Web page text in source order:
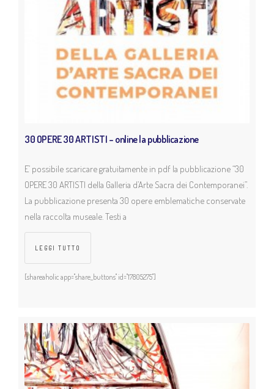
30 OPERE 30 ARTISTI – online la pubblicazione
E’ possibile scaricare gratuitamente in pdf la pubblicazione “30
OPERE 30 ARTISTI della Galleria d’Arte Sacra dei Contemporanei”.
La pubblicazione presenta 30 opere emblematiche conservate
nella raccolta museale. Testi a
LEGGI TUTTO
[shareaholic app="share_buttons" id="17805275"]